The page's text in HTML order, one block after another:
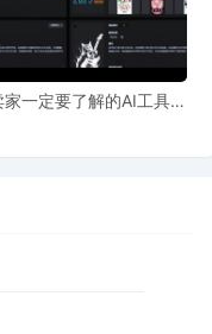
家一定要了解的AI工具，